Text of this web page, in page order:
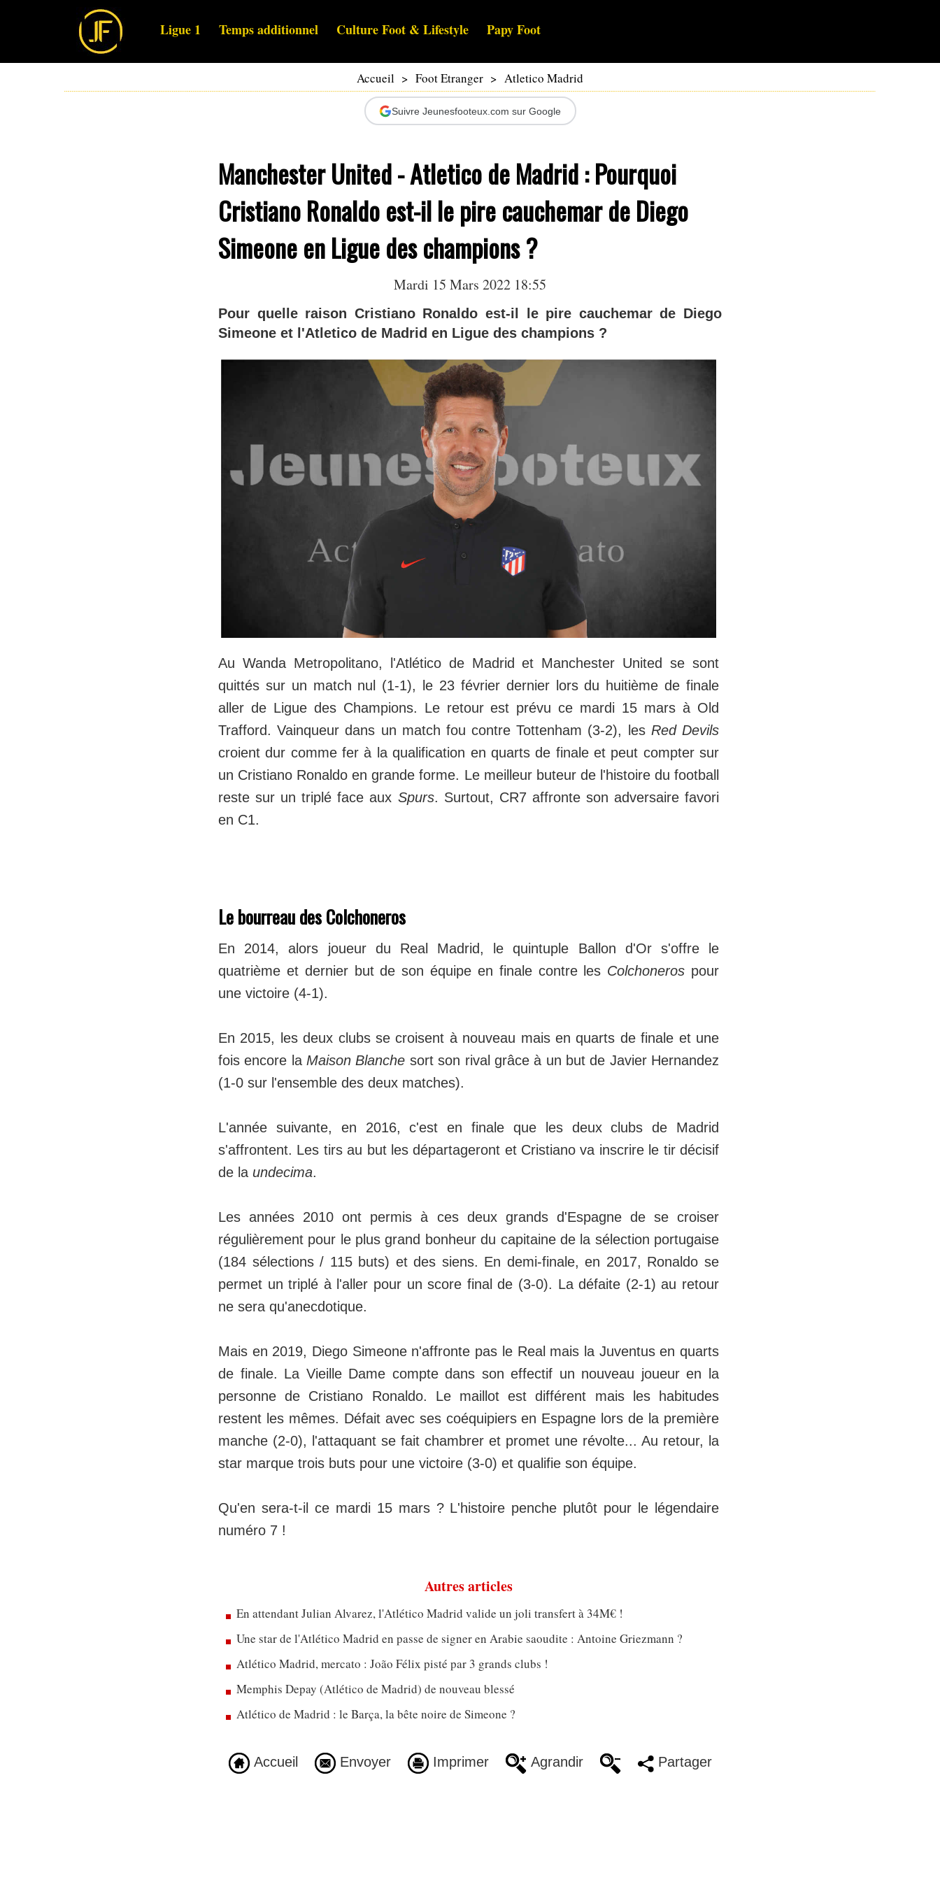
Ligue 1 Temps additionnel Culture Foot & Lifestyle Papy Foot
Accueil > Foot Etranger > Atletico Madrid
Suivre Jeunesfooteux.com sur Google
Manchester United - Atletico de Madrid : Pourquoi
Cristiano Ronaldo est-il le pire cauchemar de Diego
Simeone en Ligue des champions ?
Mardi 15 Mars 2022 18:55
Pour quelle raison Cristiano Ronaldo est-il le pire cauchemar de Diego
Simeone et l'Atletico de Madrid en Ligue des champions ?
Au Wanda Metropolitano, l'Atlético de Madrid et Manchester United se sont
quittés sur un match nul (1-1), le 23 février dernier lors du huitième de finale
aller de Ligue des Champions. Le retour est prévu ce mardi 15 mars à Old
Trafford. Vainqueur dans un match fou contre Tottenham (3-2), les Red Devils
croient dur comme fer à la qualification en quarts de finale et peut compter sur
un Cristiano Ronaldo en grande forme. Le meilleur buteur de l'histoire du football
reste sur un triplé face aux Spurs. Surtout, CR7 affronte son adversaire favori
en C1.
Le bourreau des Colchoneros
En 2014, alors joueur du Real Madrid, le quintuple Ballon d'Or s'offre le
quatrième et dernier but de son équipe en finale contre les Colchoneros pour
une victoire (4-1).
En 2015, les deux clubs se croisent à nouveau mais en quarts de finale et une
fois encore la Maison Blanche sort son rival grâce à un but de Javier Hernandez
(1-0 sur l'ensemble des deux matches).
L'année suivante, en 2016, c'est en finale que les deux clubs de Madrid
s'affrontent. Les tirs au but les départageront et Cristiano va inscrire le tir décisif
de la undecima.
Les années 2010 ont permis à ces deux grands d'Espagne de se croiser
régulièrement pour le plus grand bonheur du capitaine de la sélection portugaise
(184 sélections / 115 buts) et des siens. En demi-finale, en 2017, Ronaldo se
permet un triplé à l'aller pour un score final de (3-0). La défaite (2-1) au retour
ne sera qu'anecdotique.
Mais en 2019, Diego Simeone n'affronte pas le Real mais la Juventus en quarts
de finale. La Vieille Dame compte dans son effectif un nouveau joueur en la
personne de Cristiano Ronaldo. Le maillot est différent mais les habitudes
restent les mêmes. Défait avec ses coéquipiers en Espagne lors de la première
manche (2-0), l'attaquant se fait chambrer et promet une révolte... Au retour, la
star marque trois buts pour une victoire (3-0) et qualifie son équipe.
Qu'en sera-t-il ce mardi 15 mars ? L'histoire penche plutôt pour le légendaire
numéro 7 !
Autres articles
En attendant Julian Alvarez, l'Atlético Madrid valide un joli transfert à 34M€ !
Une star de l'Atlético Madrid en passe de signer en Arabie saoudite : Antoine Griezmann ?
Atlético Madrid, mercato : João Félix pisté par 3 grands clubs !
Memphis Depay (Atlético de Madrid) de nouveau blessé
Atlético de Madrid : le Barça, la bête noire de Simeone ?
Accueil Envoyer Imprimer Agrandir Partager